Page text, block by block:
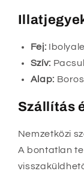
Fej:
Szív:
Alap:
Szállítás
Nemzetközi
A bontatlan